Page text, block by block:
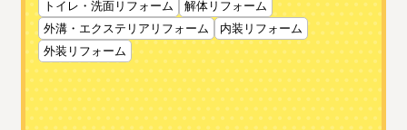
トイレ・洗面リフォーム
解体リフォーム
外溝・エクステリアリフォーム
内装リフォーム
外装リフォーム